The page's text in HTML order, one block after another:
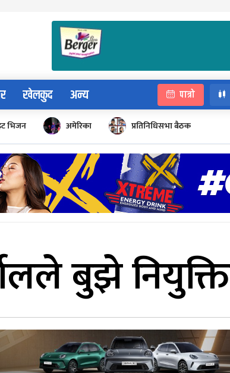
खेलकुद अन्य पात्रो
भिजन अमेरिका प्रतिनिधिसभा बैठक
बुझे